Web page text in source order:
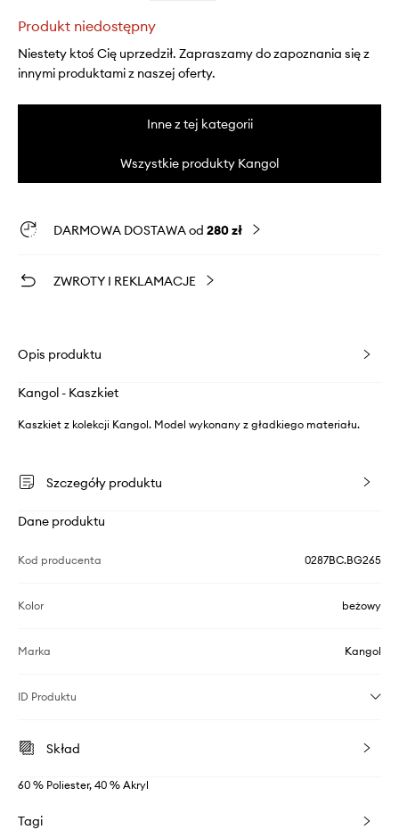
Produkt niedostępny
Niestety ktoś Cię uprzedził. Zapraszamy do zapoznania się z
innymi produktami z naszej oferty.
Inne z tej kategorii
Wszystkie produkty Kangol
DARMOWA DOSTAWA od 280 zł
ZWROTY I REKLAMACJE
Opis produktu
Kangol - Kaszkiet
Kaszkiet z kolekcji Kangol. Model wykonany z gładkiego materiału.
Szczegóły produktu
Dane produktu
Kod producenta 0287BC.BG265
Kolor beżowy
Marka Kangol
ID Produktu
Skład
60 % Poliester, 40 % Akryl
Tagi